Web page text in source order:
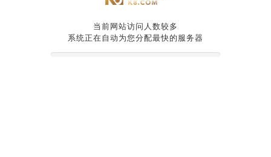
当前网站访问人数较多
系统正在自动为您分配最快的服务器